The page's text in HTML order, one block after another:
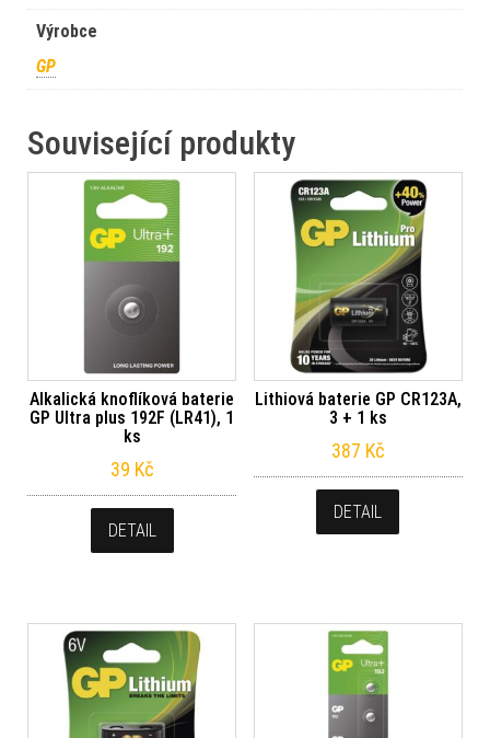
Výrobce
GP
Související produkty
Alkalická knoflíková baterie
GP Ultra plus 192F (LR41), 1
ks
39 Kč
DETAIL
Lithiová baterie GP CR123A,
3 + 1 ks
387 Kč
DETAIL